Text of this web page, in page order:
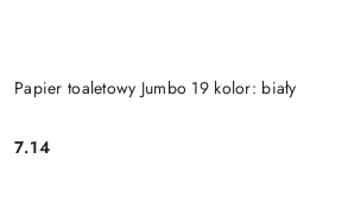
Papier toaletowy Jumbo 19 kolor: biały
Cena:
7.14